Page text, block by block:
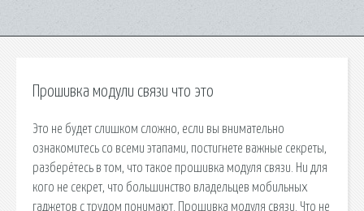
Прошивка модули связи что это
Это не будет слишком сложно, если вы внимательно
ознакомитесь со всеми этапами, постигнете важные секреты,
разберётесь в том, что такое прошивка модуля связи. Ни для
кого не секрет, что большинство владельцев мобильных
гаджетов с трудом понимают. Прошивка модуля связи. Что не